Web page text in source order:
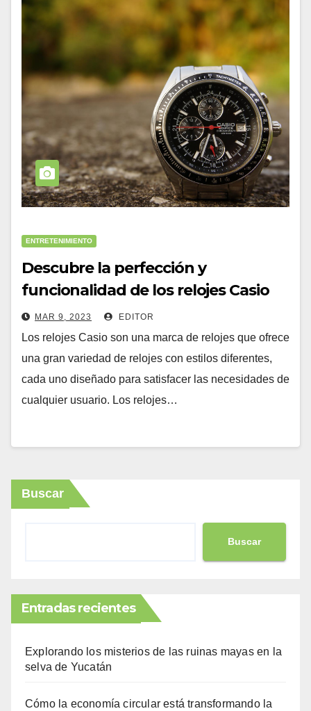
ENTRETENIMIENTO
Descubre la perfección y
funcionalidad de los relojes Casio
MAR 9, 2023 EDITOR
Los relojes Casio son una marca de relojes que ofrece
una gran variedad de relojes con estilos diferentes,
cada uno diseñado para satisfacer las necesidades de
cualquier usuario. Los relojes…
Buscar
Buscar
Entradas recientes
Explorando los misterios de las ruinas mayas en la
selva de Yucatán
Cómo la economía circular está transformando la